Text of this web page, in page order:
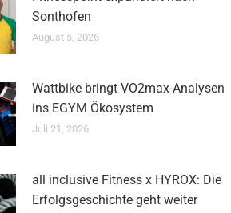
Sonthofen
August 5, 2026
Wattbike bringt VO2max-Analysen
ins EGYM Ökosystem
Juli 21, 2026
all inclusive Fitness x HYROX: Die
Erfolgsgeschichte geht weiter